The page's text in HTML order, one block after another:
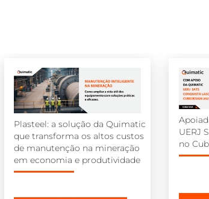
Plasteel: a solução da Quimatic
que transforma os altos custos
de manutenção na mineração
em economia e produtividade
UERJ
no